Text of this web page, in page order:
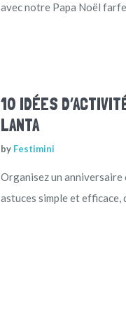
avec notre Papa Noël
10 IDÉES
LANTA
by Festimini
Organisez un
astuces simple et